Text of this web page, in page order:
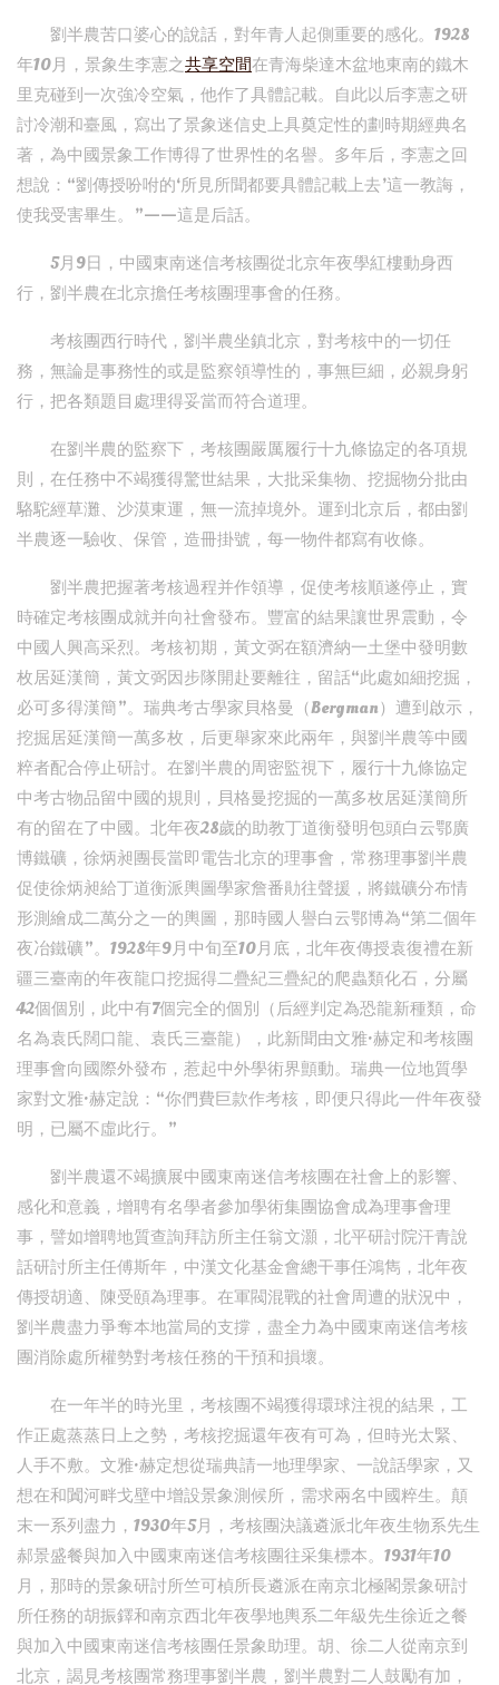
劉半農苦口婆心的說話，對年青人起側重要的感化。1928
年10月，景象生李憲之共享空間在青海柴達木盆地東南的鐵木
里克碰到一次強冷空氣，他作了具體記載。自此以后李憲之研
討冷潮和臺風，寫出了景象迷信史上具奠定性的劃時期經典名
著，為中國景象工作博得了世界性的名譽。多年后，李憲之回
想說：“劉傳授吩咐的‘所見所聞都要具體記載上去’這一教誨，
使我受害畢生。”——這是后話。
5月9日，中國東南迷信考核團從北京年夜學紅樓動身西
行，劉半農在北京擔任考核團理事會的任務。
考核團西行時代，劉半農坐鎮北京，對考核中的一切任
務，無論是事務性的或是監察領導性的，事無巨細，必親身躬
行，把各類題目處理得妥當而符合道理。
在劉半農的監察下，考核團嚴厲履行十九條協定的各項規
則，在任務中不竭獲得驚世結果，大批采集物、挖掘物分批由
駱駝經草灘、沙漠東運，無一流掉境外。運到北京后，都由劉
半農逐一驗收、保管，造冊掛號，每一物件都寫有收條。
劉半農把握著考核過程并作領導，促使考核順遂停止，實
時確定考核團成就并向社會發布。豐富的結果讓世界震動，令
中國人興高采烈。考核初期，黃文弼在額濟納一土堡中發明數
枚居延漢簡，黃文弼因步隊開赴要離往，留話“此處如細挖掘，
必可多得漢簡”。瑞典考古學家貝格曼（Bergman）遭到啟示，
挖掘居延漢簡一萬多枚，后更舉家來此兩年，與劉半農等中國
粹者配合停止研討。在劉半農的周密監視下，履行十九條協定
中考古物品留中國的規則，貝格曼挖掘的一萬多枚居延漢簡所
有的留在了中國。北年夜28歲的助教丁道衡發明包頭白云鄂廣
博鐵礦，徐炳昶團長當即電告北京的理事會，常務理事劉半農
促使徐炳昶給丁道衡派輿圖學家詹番勛往聲援，將鐵礦分布情
形測繪成二萬分之一的輿圖，那時國人譽白云鄂博為“第二個年
夜冶鐵礦”。1928年9月中旬至10月底，北年夜傳授袁復禮在新
疆三臺南的年夜龍口挖掘得二疊紀三疊紀的爬蟲類化石，分屬
42個個別，此中有7個完全的個別（后經判定為恐龍新種類，命
名為袁氏闊口龍、袁氏三臺龍），此新聞由文雅·赫定和考核團
理事會向國際外發布，惹起中外學術界顫動。瑞典一位地質學
家對文雅·赫定說：“你們費巨款作考核，即便只得此一件年夜發
明，已屬不虛此行。”
劉半農還不竭擴展中國東南迷信考核團在社會上的影響、
感化和意義，增聘有名學者參加學術集團協會成為理事會理
事，譬如增聘地質查詢拜訪所主任翁文灝，北平研討院汗青說
話研討所主任傅斯年，中漢文化基金會總干事任鴻雋，北年夜
傳授胡適、陳受頤為理事。在軍閥混戰的社會周遭的狀況中，
劉半農盡力爭奪本地當局的支撐，盡全力為中國東南迷信考核
團消除處所權勢對考核任務的干預和損壞。
在一年半的時光里，考核團不竭獲得環球注視的結果，工
作正處蒸蒸日上之勢，考核挖掘還年夜有可為，但時光太緊、
人手不敷。文雅·赫定想從瑞典請一地理學家、一說話學家，又
想在和闐河畔戈壁中增設景象測候所，需求兩名中國粹生。顛
末一系列盡力，1930年5月，考核團決議遴派北年夜生物系先生
郝景盛餐與加入中國東南迷信考核團往采集標本。1931年10
月，那時的景象研討所竺可楨所長遴派在南京北極閣景象研討
所任務的胡振鐸和南京西北年夜學地輿系二年級先生徐近之餐
與加入中國東南迷信考核團任景象助理。胡、徐二人從南京到
北京，謁見考核團常務理事劉半農，劉半農對二人鼓勵有加，